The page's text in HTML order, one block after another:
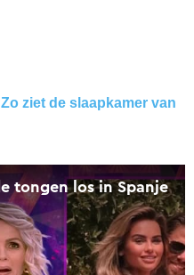
ziet de slaapkamer van